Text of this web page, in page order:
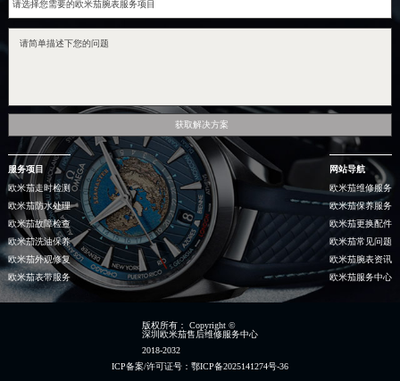
获取解决方案
服务项目
欧米茄走时检测
欧米茄防水处理
欧米茄故障检查
欧米茄洗油保养
欧米茄外观修复
欧米茄表带服务
网站导航
欧米茄维修服务
欧米茄保养服务
欧米茄更换配件
欧米茄常见问题
欧米茄腕表资讯
欧米茄服务中心
版权所有：
Copyright ©
深圳欧米茄售后维修服务中心
2018-2032
ICP备案/许可证号：鄂ICP备2025141274号-36